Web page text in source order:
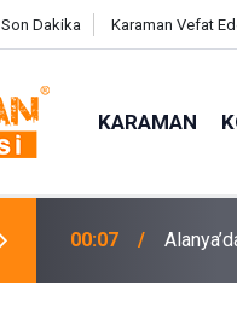
Son Dakika Karaman Vefat
KARAMAN
00:07